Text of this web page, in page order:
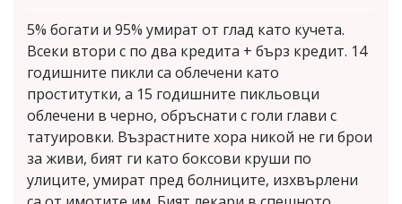
5% богати и 95% умират от глад като кучета.
Всеки втори с по два кредита + бърз кредит. 14
годишните пикли са облечени като
проститутки, a 15 годишните пикльовци
облечени в черно, обръснати с голи глави с
татуировки. Възрастните хора никой не ги брои
за живи, бият ги като боксови круши по
улиците, умират пред болниците, изхвърлени